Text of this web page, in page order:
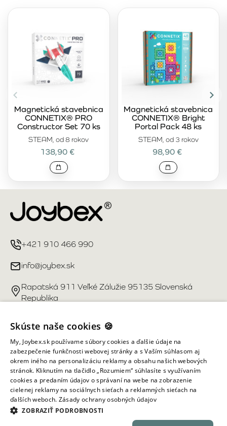
STEAM, od 8 rokov
Magnetická stavebnica
CONNETIX® PRO
Constructor Set 70 ks
138,90 €
STEAM, od 3 rokov
Magnetická stavebnica
CONNETIX® Bright
Portal Pack 48 ks
98,90 €
+421 910 466 990
info@joybex.sk
Rapatská 911 Veľké Zálužie 95135 Slovenská
Republika
Užitočné odkazy
Účet
Informácie obchodu
Všetky práva vyhradené ©
Skúste naše cookies 🍪
My, Joybex.sk používame súbory cookies a ďalšie údaje na
zabezpečenie funkčnosti webovej stránky a s Vaším súhlasom aj
okrem iného na personalizáciu reklamy a obsahu našich webových
stránok. Kliknutím na tlačidlo „Rozumiem“ súhlasíte s využívaním
cookies a predaním údajov o správaní na webe na zobrazenie
cielenej reklamy na sociálnych sieťach a reklamných sieťach na
ďalších weboch. Zásady ochrany osobných údajov
ZOBRAZIŤ PODROBNOSTI